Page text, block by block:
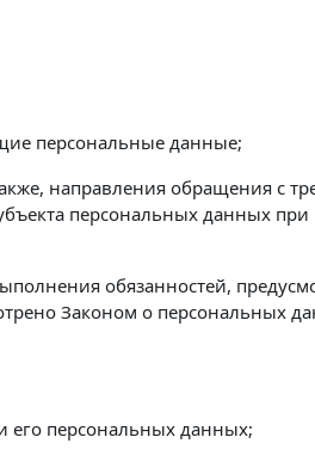
персональные данные;
направления обращения с
персональных данных
обязанностей,
Законом о персональных
его персональных данных;